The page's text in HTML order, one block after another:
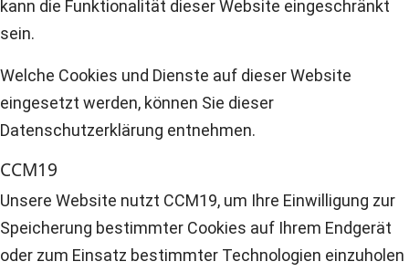
kann die Funktionalität dieser Website eingeschränkt
sein.
Welche Cookies und Dienste auf dieser Website
eingesetzt werden, können Sie dieser
Datenschutzerklärung entnehmen.
CCM19
Unsere Website nutzt CCM19, um Ihre Einwilligung zur
Speicherung bestimmter Cookies auf Ihrem Endgerät
oder zum Einsatz bestimmter Technologien einzuholen